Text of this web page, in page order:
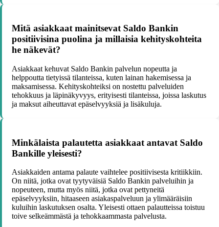
Mitä asiakkaat mainitsevat Saldo Bankin
positiivisina puolina ja millaisia kehityskohteita
he näkevät?
Asiakkaat kehuvat Saldo Bankin palvelun nopeutta ja
helppoutta tietyissä tilanteissa, kuten lainan hakemisessa ja
maksamisessa. Kehityskohteiksi on nostettu palveluiden
tehokkuus ja läpinäkyvyys, erityisesti tilanteissa, joissa laskutus
ja maksut aiheuttavat epäselvyyksiä ja lisäkuluja.
Minkälaista palautetta asiakkaat antavat Saldo
Bankille yleisesti?
Asiakkaiden antama palaute vaihtelee positiivisesta kritiikkiin.
On niitä, jotka ovat tyytyväisiä Saldo Bankin palveluihin ja
nopeuteen, mutta myös niitä, jotka ovat pettyneitä
epäselvyyksiin, hitaaseen asiakaspalveluun ja ylimääräisiin
kuluihin laskutuksen osalta. Yleisesti ottaen palautteissa toistuu
toive selkeämmästä ja tehokkaammasta palvelusta.